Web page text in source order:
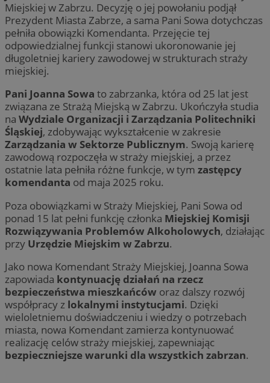
Miejskiej w Zabrzu. Decyzję o jej powołaniu podjął
Prezydent Miasta Zabrze, a sama Pani Sowa dotychczas
pełniła obowiązki Komendanta. Przejęcie tej
odpowiedzialnej funkcji stanowi ukoronowanie jej
długoletniej kariery zawodowej w strukturach straży
miejskiej.
Pani Joanna Sowa to zabrzanka, która od 25 lat jest
związana ze Strażą Miejską w Zabrzu. Ukończyła studia
na Wydziale Organizacji i Zarządzania Politechniki
Śląskiej, zdobywając wykształcenie w zakresie
Zarządzania w Sektorze Publicznym. Swoją karierę
zawodową rozpoczęła w straży miejskiej, a przez
ostatnie lata pełniła różne funkcje, w tym zastępcy
komendanta od maja 2025 roku.
Poza obowiązkami w Straży Miejskiej, Pani Sowa od
ponad 15 lat pełni funkcję członka Miejskiej Komisji
Rozwiązywania Problemów Alkoholowych, działając
przy Urzędzie Miejskim w Zabrzu.
Jako nowa Komendant Straży Miejskiej, Joanna Sowa
zapowiada kontynuację działań na rzecz
bezpieczeństwa mieszkańców oraz dalszy rozwój
współpracy z lokalnymi instytucjami. Dzięki
wieloletniemu doświadczeniu i wiedzy o potrzebach
miasta, nowa Komendant zamierza kontynuować
realizację celów straży miejskiej, zapewniając
bezpieczniejsze warunki dla wszystkich zabrzan.